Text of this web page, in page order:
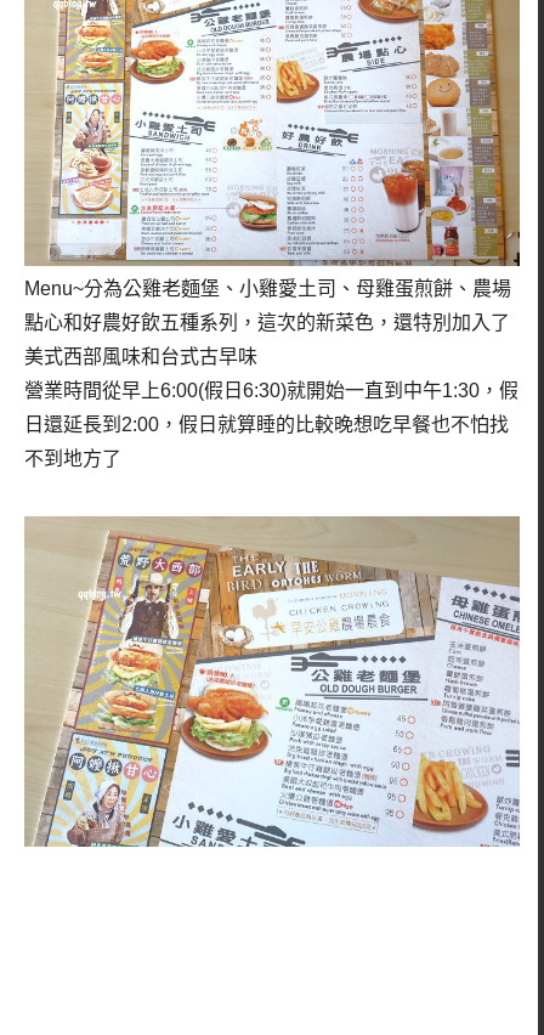
Menu~分為公雞老麵堡、小雞愛土司、母雞蛋煎餅、農場
點心和好農好飲五種系列，這次的新菜色，還特別加入了
美式西部風味和台式古早味
營業時間從早上6:00(假日6:30)就開始一直到中午1:30，假
日還延長到2:00，假日就算睡的比較晚想吃早餐也不怕找
不到地方了